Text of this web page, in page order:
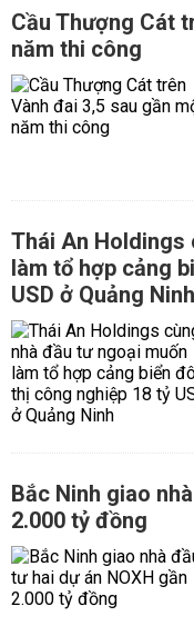
Cầu Thượng Cát
năm thi công
Thái An Holdings
làm tổ hợp cảng
USD ở Quảng Ninh
Bắc Ninh giao
2.000 tỷ đồng